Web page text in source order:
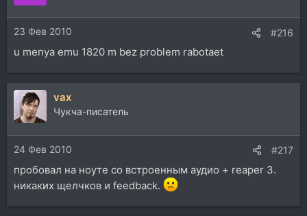
23 Фев 2010 #216
u menya emu 1820 m bez problem rabotaet
vax
Чукча-писатель
24 Фев 2010 #217
пробовал на ноуте со встроенным аудио + reaper 3.
никаких щелчков и feedback.